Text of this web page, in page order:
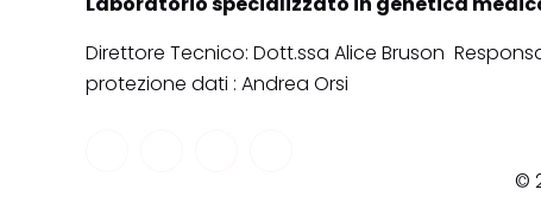
Direttore Tecnico: Dott.ssa Alice Bruson
protezione dati : Andrea Orsi
©